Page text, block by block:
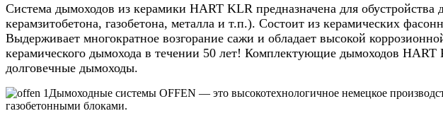
Система дымоходов из керамики HART KLR предназначена для
керамзитобетона, газобетона, металла и т.п.). Состоит из керамических
Выдерживает многократное возгорание сажи и обладает высокой
керамического дымохода в течении 50 лет! Комплектующие дымоходов
долговечные дымоходы.
Дымоходные системы OFFEN — это высокотехнологичное немецкое
газобетонными блоками.